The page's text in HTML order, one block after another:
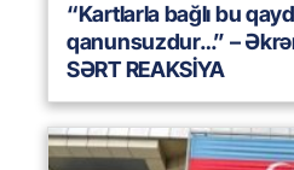
“Kartlarla bağlı bu
qanunsuzdur…” –
SƏRT REAKSİYA